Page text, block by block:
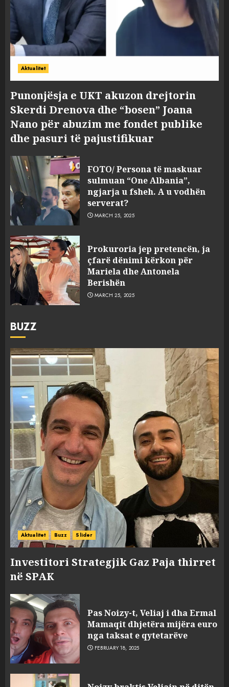
Aktualitet
Punonjësja e UKT akuzon drejtorin
Skerdi Drenova dhe “bosen” Joana
Nano për abuzim me fondet publike
dhe pasuri të pajustifikuar
FOTO/ Persona të maskuar
sulmuan “One Albania”,
ngjarja u fsheh. A u vodhën
serverat?
MARCH 25, 2025
Prokuroria jep pretencën, ja
çfarë dënimi kërkon për
Mariela dhe Antonela
Berishën
MARCH 25, 2025
BUZZ
Aktualitet Buzz Slider
Investitori Strategjik Gaz Paja thirret
në SPAK
Pas Noizy-t, Veliaj i dha Ermal
Mamaqit dhjetëra mijëra euro
nga taksat e qytetarëve
FEBRUARY 18, 2025